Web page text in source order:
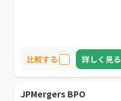
比較する 詳しく見る
JPMergers BPO